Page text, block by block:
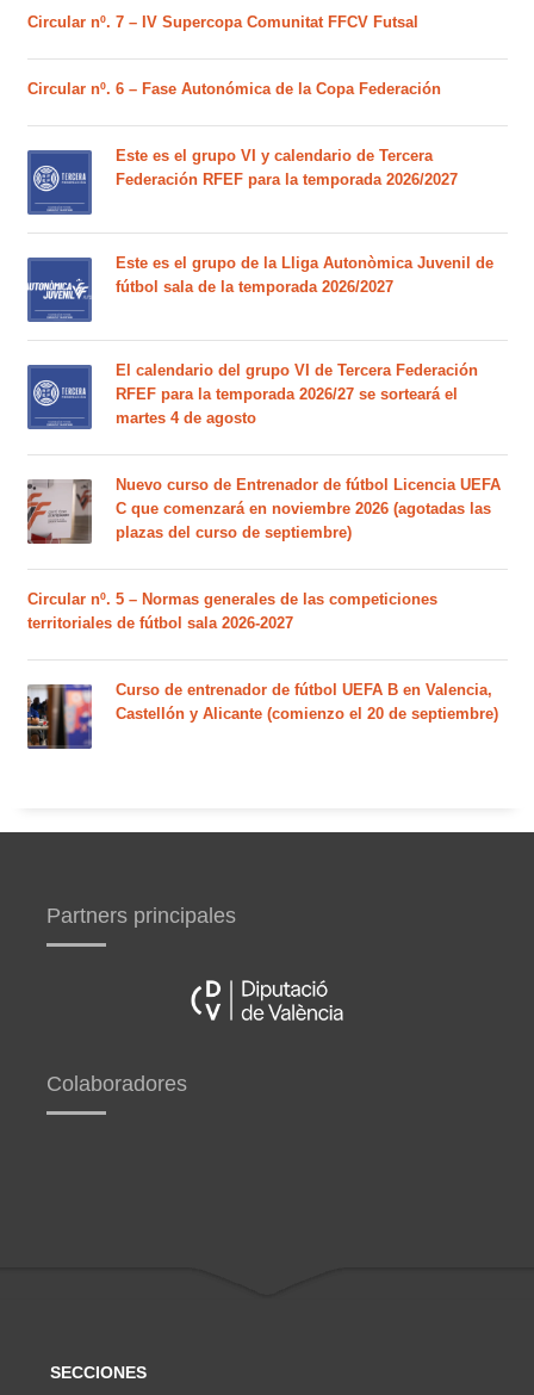
Circular nº. 7 – IV Supercopa Comunitat FFCV Futsal
Circular nº. 6 – Fase Autonómica de la Copa Federación
Este es el grupo VI y calendario de Tercera
Federación RFEF para la temporada 2026/2027
Este es el grupo de la Lliga Autonòmica Juvenil de
fútbol sala de la temporada 2026/2027
El calendario del grupo VI de Tercera Federación
RFEF para la temporada 2026/27 se sorteará el
martes 4 de agosto
Nuevo curso de Entrenador de fútbol Licencia UEFA
C que comenzará en noviembre 2026 (agotadas las
plazas del curso de septiembre)
Circular nº. 5 – Normas generales de las competiciones
territoriales de fútbol sala 2026-2027
Curso de entrenador de fútbol UEFA B en Valencia,
Castellón y Alicante (comienzo el 20 de septiembre)
Partners principales
Colaboradores
SECCIONES